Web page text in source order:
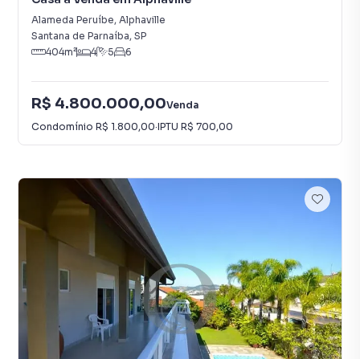
Alameda Peruíbe, Alphaville
Santana de Parnaíba, SP
404m² 4 5 6
R$ 4.800.000,00Venda
Condomínio R$ 1.800,00·IPTU R$ 700,00